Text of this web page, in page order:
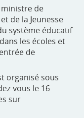
ministre de
de la Jeunesse
système éducatif
les écoles et
de
organisé sous
vous le 16
sur